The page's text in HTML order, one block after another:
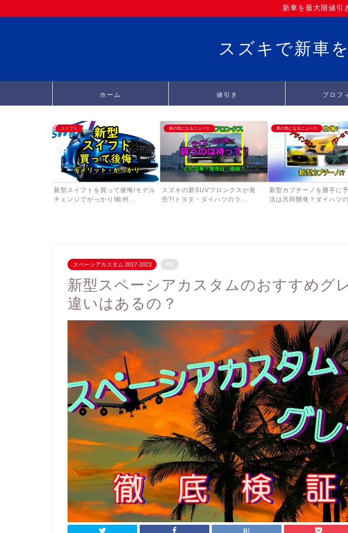
新車を最大限値引
スズキで新車
ホーム 値引き プロフ
スイフト
新型スイフトを買って後悔!モデル
チェンジでがっかり!欧州...
車の気になるニュース
スズキの新SUVフロンクスが発
売?!トヨタ・ダイハツのラ...
車の気になるニュース
新型カプチーノを勝手に
活は共同開発？ダイハツの
スペーシアカスタム 2017-2023 PR
新型スペーシアカスタムのおすすめグ
違いはあるの？